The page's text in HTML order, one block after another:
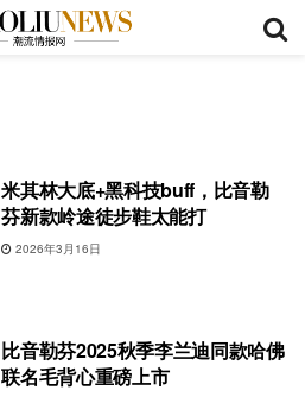
米其林大底+黑科技buff，比音勒
芬新款岭途徒步鞋太能打
2026年3月16日
比音勒芬2025秋季李兰迪同款哈佛
联名毛背心重磅上市